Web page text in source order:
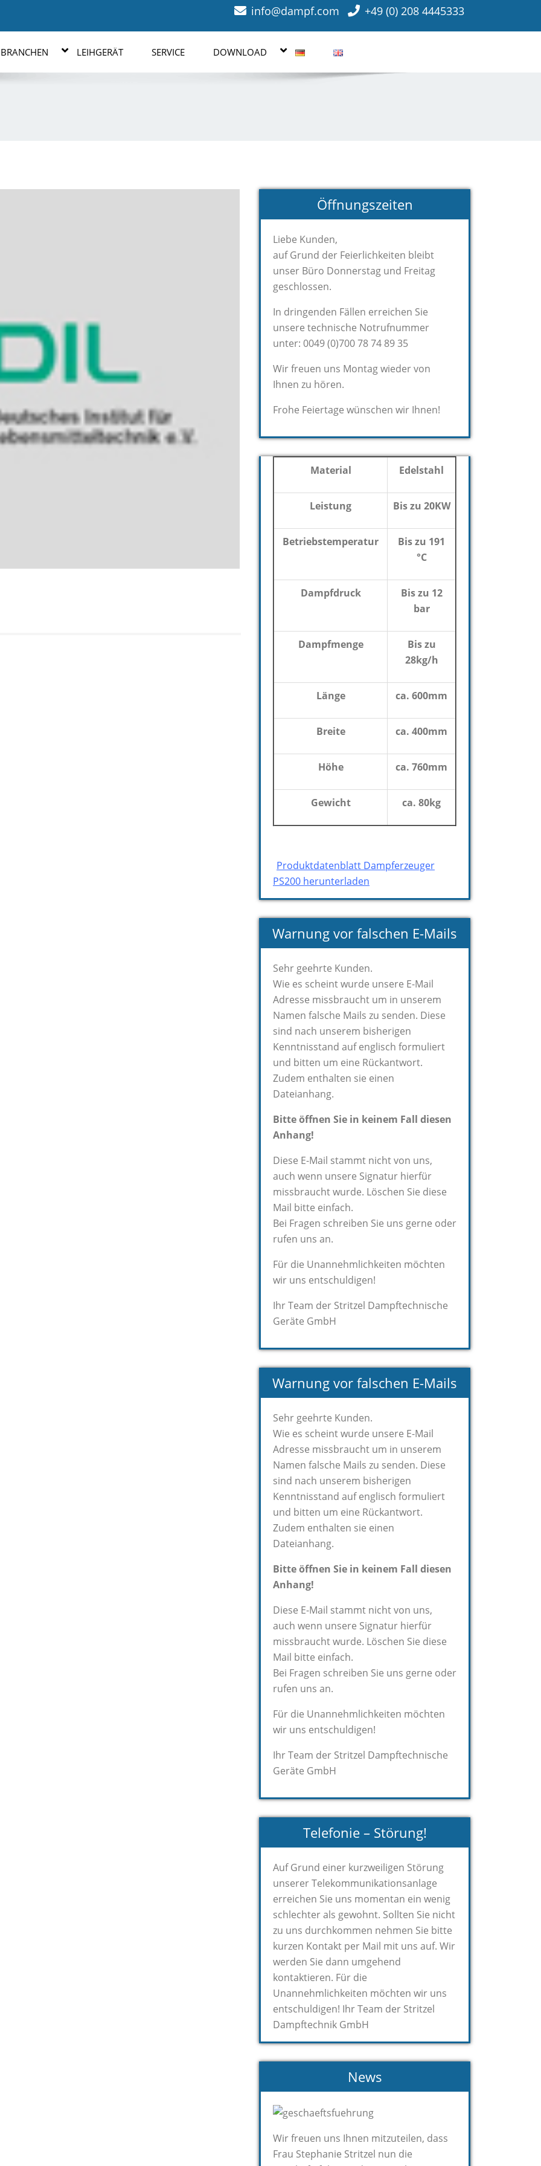
info@dampf.com +49 (0) 208 4445333
BRANCHEN LEIHGERÄT SERVICE DOWNLOAD
Öffnungszeiten
Liebe Kunden,
auf Grund der Feierlichkeiten bleibt
unser Büro Donnerstag und Freitag
geschlossen.
In dringenden Fällen erreichen Sie
unsere technische Notrufnummer
unter: 0049 (0)700 78 74 89 35
Wir freuen uns Montag wieder von
Ihnen zu hören.
Frohe Feiertage wünschen wir Ihnen!
Material Edelstahl
Leistung Bis zu 20KW
Betriebstemperatur
Bis zu 191
°C
Dampfdruck
Bis zu 12
bar
Dampfmenge
Bis zu
28kg/h
Länge ca. 600mm
Breite ca. 400mm
Höhe ca. 760mm
Gewicht ca. 80kg
Produktdatenblatt Dampferzeuger
PS200 herunterladen
Warnung vor falschen E-Mails
Sehr geehrte Kunden.
Wie es scheint wurde unsere E-Mail
Adresse missbraucht um in unserem
Namen falsche Mails zu senden. Diese
sind nach unserem bisherigen
Kenntnisstand auf englisch formuliert
und bitten um eine Rückantwort.
Zudem enthalten sie einen
Dateianhang.
Bitte öffnen Sie in keinem Fall diesen
Anhang!
Diese E-Mail stammt nicht von uns,
auch wenn unsere Signatur hierfür
missbraucht wurde. Löschen Sie diese
Mail bitte einfach.
Bei Fragen schreiben Sie uns gerne oder
rufen uns an.
Für die Unannehmlichkeiten möchten
wir uns entschuldigen!
Ihr Team der Stritzel Dampftechnische
Geräte GmbH
Warnung vor falschen E-Mails
Sehr geehrte Kunden.
Wie es scheint wurde unsere E-Mail
Adresse missbraucht um in unserem
Namen falsche Mails zu senden. Diese
sind nach unserem bisherigen
Kenntnisstand auf englisch formuliert
und bitten um eine Rückantwort.
Zudem enthalten sie einen
Dateianhang.
Bitte öffnen Sie in keinem Fall diesen
Anhang!
Diese E-Mail stammt nicht von uns,
auch wenn unsere Signatur hierfür
missbraucht wurde. Löschen Sie diese
Mail bitte einfach.
Bei Fragen schreiben Sie uns gerne oder
rufen uns an.
Für die Unannehmlichkeiten möchten
wir uns entschuldigen!
Ihr Team der Stritzel Dampftechnische
Geräte GmbH
Telefonie – Störung!
Auf Grund einer kurzweiligen Störung
unserer Telekommunikationsanlage
erreichen Sie uns momentan ein wenig
schlechter als gewohnt. Sollten Sie nicht
zu uns durchkommen nehmen Sie bitte
kurzen Kontakt per Mail mit uns auf. Wir
werden Sie dann umgehend
kontaktieren. Für die
Unannehmlichkeiten möchten wir uns
entschuldigen! Ihr Team der Stritzel
Dampftechnik GmbH
News
Wir freuen uns Ihnen mitzuteilen, dass
Frau Stephanie Stritzel nun die